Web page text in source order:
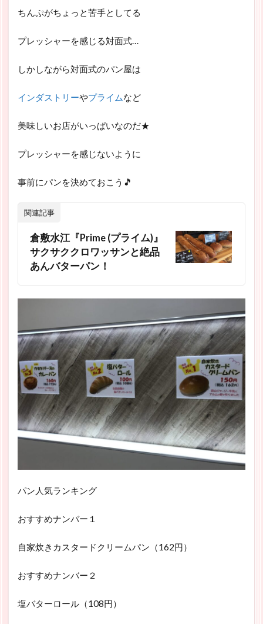
ちんぷがちょっと苦手としてる
プレッシャーを感じる対面式…
しかしながら対面式のパン屋は
インダストリーやプライムなど
美味しいお店がいっぱいなのだ★
プレッシャーを感じないように
事前にパンを決めておこう🎵
関連記事
倉敷水江『Prime (プライム)』
サクサククロワッサンと絶品
あんバターパン！
パン人気ランキング
おすすめナンバー１
自家炊きカスタードクリームパン（162円）
おすすめナンバー２
塩バターロール（108円）